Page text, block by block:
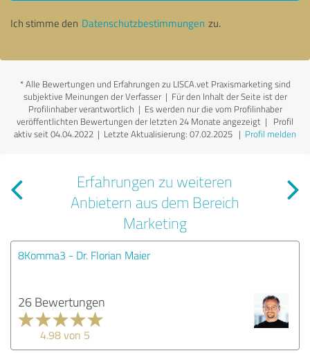
Ich stimme den Datenschutzbestimmungen zu.
*Alle Bewertungen und Erfahrungen zu LISCA.vet Praxismarketing sind
subjektive Meinungen der Verfasser | Für den Inhalt der Seite ist der
Profilinhaber verantwortlich | Es werden nur die vom Profilinhaber
veröffentlichten Bewertungen der letzten 24 Monate angezeigt | Profil
aktiv seit 04.04.2022 | Letzte Aktualisierung: 07.02.2025 | Profil melden
Erfahrungen zu weiteren
Anbietern aus dem Bereich
Marketing
8Komma3 - Dr. Florian Maier
26 Bewertungen
4.98 von 5